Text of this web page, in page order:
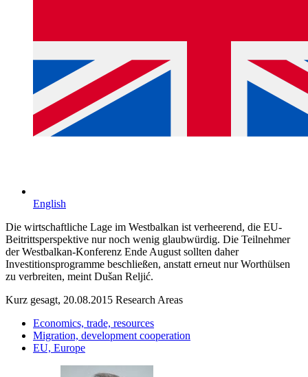
English
Die wirtschaftliche Lage im Westbalkan ist verheerend, die EU-
Beitrittsperspektive nur noch wenig glaubwürdig. Die Teilnehmer
der Westbalkan-Konferenz Ende August sollten daher
Investitionsprogramme beschließen, anstatt erneut nur Worthülsen
zu verbreiten, meint Dušan Reljić.
Kurz gesagt, 20.08.2015 Research Areas
Economics, trade, resources
Migration, development cooperation
EU, Europe